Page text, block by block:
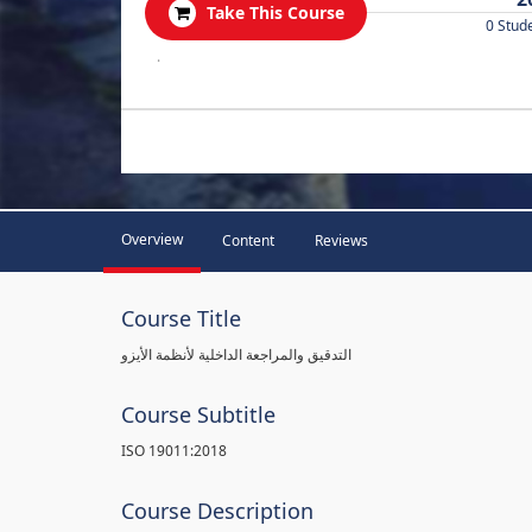
Take This Course
0
.
Overview Content Reviews
Course Title
التدقيق والمراجعة الداخلية لأنظمة الأيزو
Course Subtitle
ISO 19011:2018
Course Description